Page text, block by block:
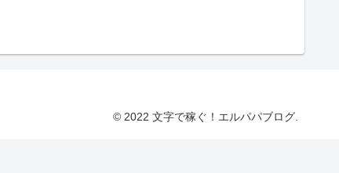
© 2022 文字で稼ぐ！エルパパブログ.